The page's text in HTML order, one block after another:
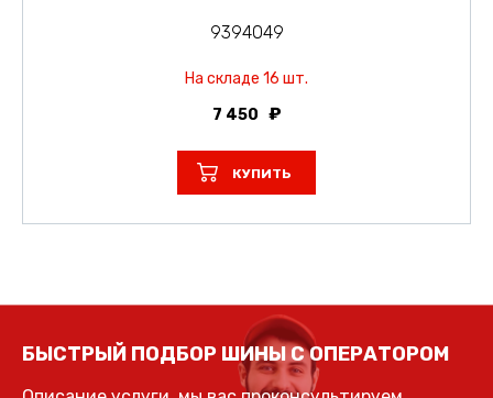
9394049
На складе 16 шт.
7 450
КУПИТЬ
БЫСТРЫЙ ПОДБОР ШИНЫ С ОПЕРАТОРОМ